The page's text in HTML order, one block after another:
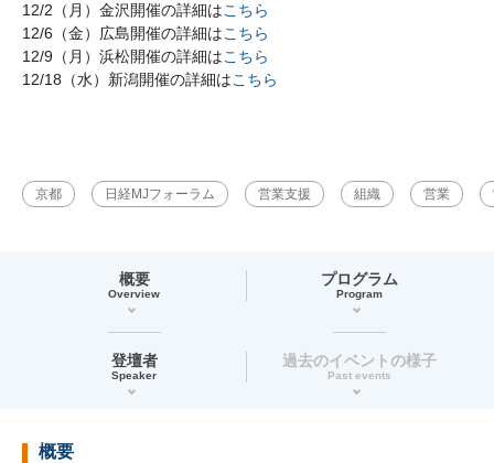
12/2（月）金沢開催の詳細はこちら
12/6（金）広島開催の詳細はこちら
12/9（月）浜松開催の詳細はこちら
12/18（水）新潟開催の詳細はこちら
京都 日経MJフォーラム 営業支援 組織 営業
概要
Overview
プログラム
Program
登壇者
Speaker
過去のイベントの様子
Past events
概要